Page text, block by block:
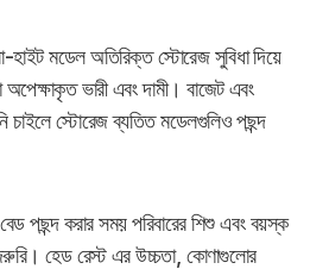
হাইট মডেল অতিরিক্ত স্টোরেজ সুবিধা দিয়ে
ভারী এবং দামী। বাজেট এবং
চাইলে স্টোরেজ ব্যতিত মডেলগুলিও পছন্দ
বেড পছন্দ করার সময় পরিবারের শিশু এবং বয়স্ক
হেড রেস্ট এর উচ্চতা, কোণাগুলোর